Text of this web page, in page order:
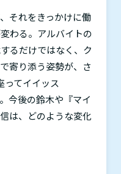
それをきっかけに働
わる。アルバイトの
るだけではなく、ク
寄り添う姿勢が、さ
ってイイッス
今後の鈴木や『マイ
は、どのような変化